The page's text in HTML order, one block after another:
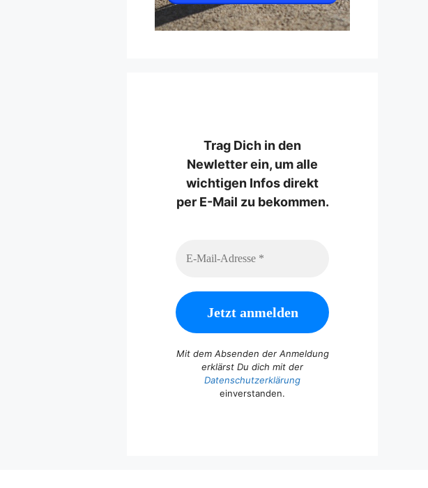
Trag Dich in den
Newletter ein, um alle
wichtigen Infos direkt
per E-Mail zu bekommen.
Mit dem Absenden der Anmeldung
erklärst Du dich mit der
Datenschutzerklärung
einverstanden.